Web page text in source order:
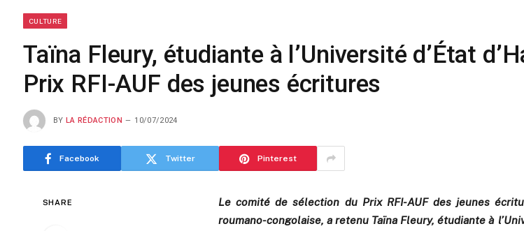
CULTURE
Taïna Fleury, étudiante à l’Université d’État
Prix RFI-AUF des jeunes écritures
BY LA RÉDACTION 10/07/2024
Facebook Twitter Pinterest
SHARE
Le comité de sélection du Prix RFI-AUF des jeunes
roumano-congolaise, a retenu Taïna Fleury, étudiante à